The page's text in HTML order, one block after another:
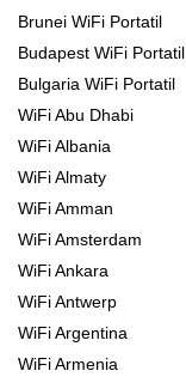
Brunei WiFi Portatil
Budapest WiFi Portatil
Bulgaria WiFi Portatil
WiFi Abu Dhabi
WiFi Albania
WiFi Almaty
WiFi Amman
WiFi Amsterdam
WiFi Ankara
WiFi Antwerp
WiFi Argentina
WiFi Armenia